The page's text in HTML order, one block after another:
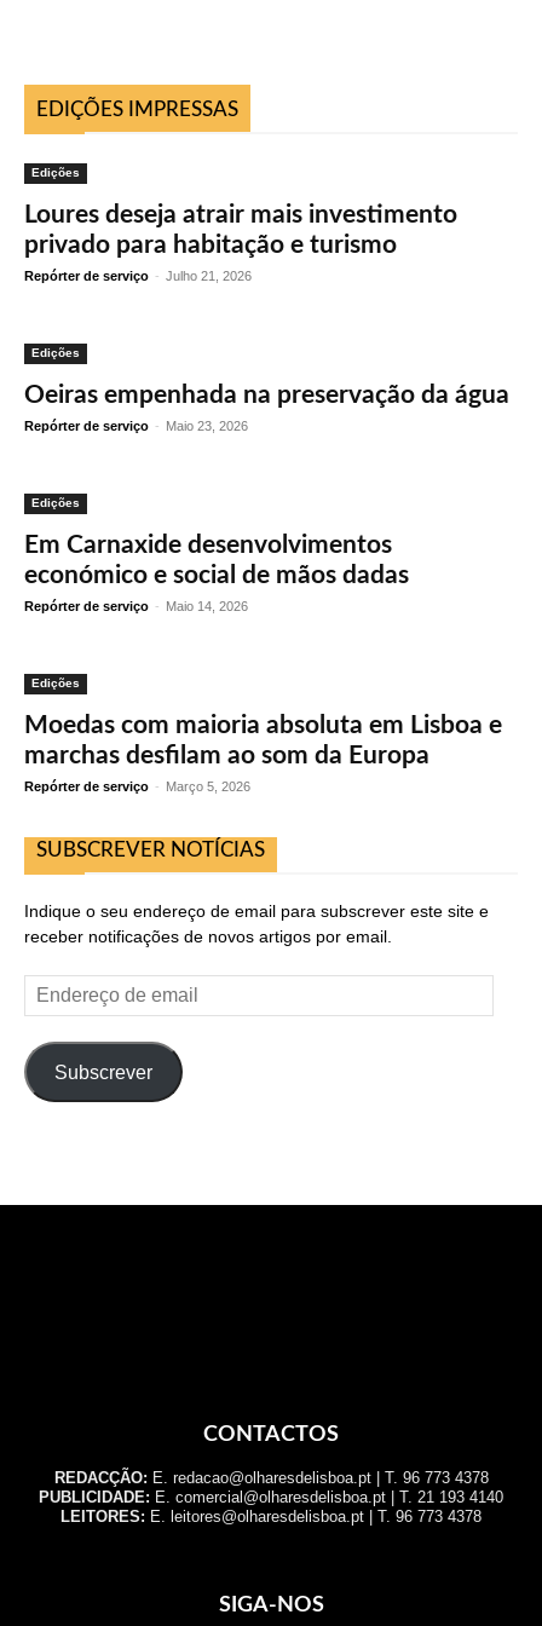
EDIÇÕES IMPRESSAS
Edições
Loures deseja atrair mais investimento
privado para habitação e turismo
Repórter de serviço - Julho 21, 2026
Edições
Oeiras empenhada na preservação da água
Repórter de serviço - Maio 23, 2026
Edições
Em Carnaxide desenvolvimentos
económico e social de mãos dadas
Repórter de serviço - Maio 14, 2026
Edições
Moedas com maioria absoluta em Lisboa e
marchas desfilam ao som da Europa
Repórter de serviço - Março 5, 2026
SUBSCREVER NOTÍCIAS
Indique o seu endereço de email para subscrever este site e
receber notificações de novos artigos por email.
Endereço
de
Subscrever
CONTACTOS
REDACÇÃO: E. redacao@olharesdelisboa.pt | T. 96 773 4378
PUBLICIDADE: E. comercial@olharesdelisboa.pt | T. 21 193 4140
LEITORES: E. leitores@olharesdelisboa.pt | T. 96 773 4378
SIGA-NOS